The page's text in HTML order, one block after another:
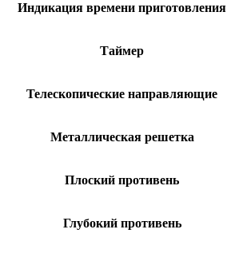
Индикация времени приготовления
Таймер
Телескопические направляющие
Металлическая решетка
Плоский противень
Глубокий противень